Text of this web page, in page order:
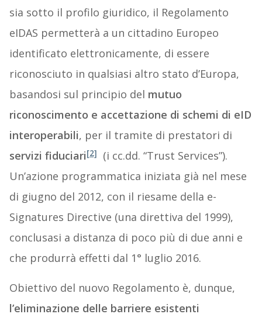
sia sotto il profilo giuridico, il Regolamento
eIDAS permetterà a un cittadino Europeo
identificato elettronicamente, di essere
riconosciuto in qualsiasi altro stato d’Europa,
basandosi sul principio del mutuo
riconoscimento e accettazione di schemi di eID
interoperabili, per il tramite di prestatori di
servizi fiduciari[2]
(i cc.dd. “Trust Services”).
Un’azione programmatica iniziata già nel mese
di giugno del 2012, con il riesame della e-
Signatures Directive (una direttiva del 1999),
conclusasi a distanza di poco più di due anni e
che produrrà effetti dal 1° luglio 2016.
Obiettivo del nuovo Regolamento è, dunque,
l’eliminazione delle barriere esistenti